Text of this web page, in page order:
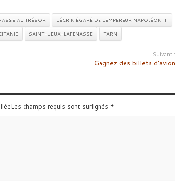
AU TRÉSOR
L'ÉCRIN ÉGARÉ DE L'EMPEREUR NAPOLÉON III
SAINT-LIEUX-LAFENASSE TARN
Suivant :
Gagnez des billets d’avion
champs requis sont surlignés *